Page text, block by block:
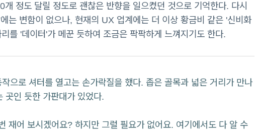
개 정도 달릴 정도로 괜찮은 반향을 일으켰던 것으로 기억한다. 다시
는 변함이 없으나, 현재의 UX 업계에는 더 이상 황금비 같은 '신비화
를 '데이터'가 메꾼 듯하여 조금은 팍팍하게 느껴지기도 한다.
으로 셔터를 열고는 손가락질을 했다. 좁은 골목과 넓은 거리가 만나
곳인 듯한 가판대가 있었다.
재어 보시겠어요? 하지만 그럴 필요가 없어요. 여기에서도 다 알 수